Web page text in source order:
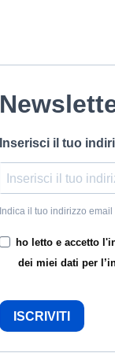
Inserisci il tuo
Indica il tuo indirizzo
ho letto e accetto
dei miei dati per
ISCRIVITI